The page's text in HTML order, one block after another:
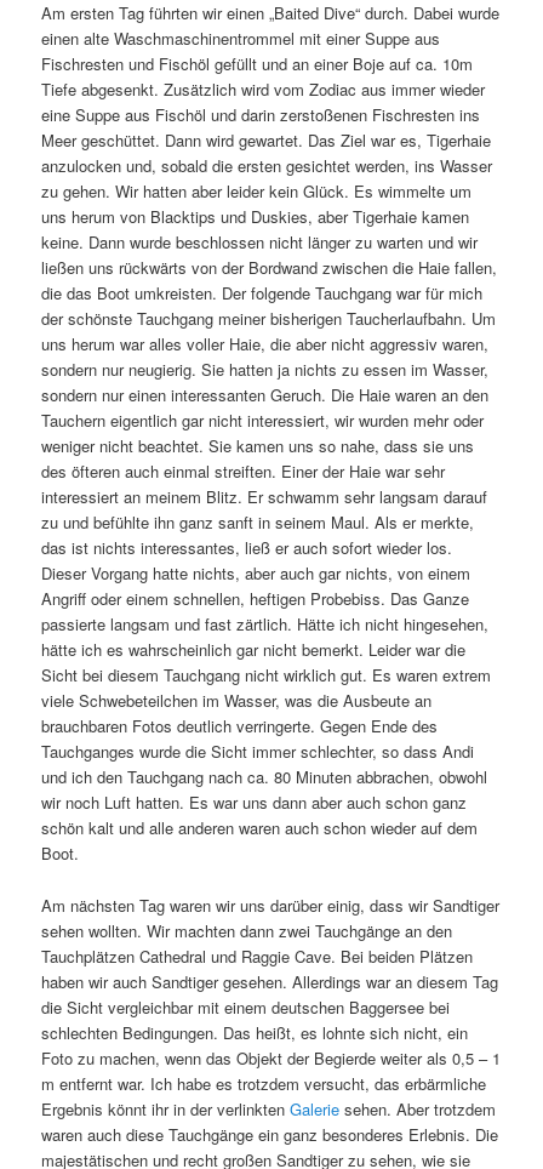
Am ersten Tag führten wir einen „Baited Dive“ durch. Dabei wurde
einen alte Waschmaschinentrommel mit einer Suppe aus
Fischresten und Fischöl gefüllt und an einer Boje auf ca. 10m
Tiefe abgesenkt. Zusätzlich wird vom Zodiac aus immer wieder
eine Suppe aus Fischöl und darin zerstoßenen Fischresten ins
Meer geschüttet. Dann wird gewartet. Das Ziel war es, Tigerhaie
anzulocken und, sobald die ersten gesichtet werden, ins Wasser
zu gehen. Wir hatten aber leider kein Glück. Es wimmelte um
uns herum von Blacktips und Duskies, aber Tigerhaie kamen
keine. Dann wurde beschlossen nicht länger zu warten und wir
ließen uns rückwärts von der Bordwand zwischen die Haie fallen,
die das Boot umkreisten. Der folgende Tauchgang war für mich
der schönste Tauchgang meiner bisherigen Taucherlaufbahn. Um
uns herum war alles voller Haie, die aber nicht aggressiv waren,
sondern nur neugierig. Sie hatten ja nichts zu essen im Wasser,
sondern nur einen interessanten Geruch. Die Haie waren an den
Tauchern eigentlich gar nicht interessiert, wir wurden mehr oder
weniger nicht beachtet. Sie kamen uns so nahe, dass sie uns
des öfteren auch einmal streiften. Einer der Haie war sehr
interessiert an meinem Blitz. Er schwamm sehr langsam darauf
zu und befühlte ihn ganz sanft in seinem Maul. Als er merkte,
das ist nichts interessantes, ließ er auch sofort wieder los.
Dieser Vorgang hatte nichts, aber auch gar nichts, von einem
Angriff oder einem schnellen, heftigen Probebiss. Das Ganze
passierte langsam und fast zärtlich. Hätte ich nicht hingesehen,
hätte ich es wahrscheinlich gar nicht bemerkt. Leider war die
Sicht bei diesem Tauchgang nicht wirklich gut. Es waren extrem
viele Schwebeteilchen im Wasser, was die Ausbeute an
brauchbaren Fotos deutlich verringerte. Gegen Ende des
Tauchganges wurde die Sicht immer schlechter, so dass Andi
und ich den Tauchgang nach ca. 80 Minuten abbrachen, obwohl
wir noch Luft hatten. Es war uns dann aber auch schon ganz
schön kalt und alle anderen waren auch schon wieder auf dem
Boot.
Am nächsten Tag waren wir uns darüber einig, dass wir Sandtiger
sehen wollten. Wir machten dann zwei Tauchgänge an den
Tauchplätzen Cathedral und Raggie Cave. Bei beiden Plätzen
haben wir auch Sandtiger gesehen. Allerdings war an diesem Tag
die Sicht vergleichbar mit einem deutschen Baggersee bei
schlechten Bedingungen. Das heißt, es lohnte sich nicht, ein
Foto zu machen, wenn das Objekt der Begierde weiter als 0,5 – 1
m entfernt war. Ich habe es trotzdem versucht, das erbärmliche
Ergebnis könnt ihr in der verlinktenGalerie sehen. Aber trotzdem
waren auch diese Tauchgänge ein ganz besonderes Erlebnis. Die
majestätischen und recht großen Sandtiger zu sehen, wie sie